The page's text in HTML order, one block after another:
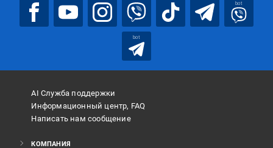
bot
bot
AI Служба поддержки
Информационный центр, FAQ
Написать нам сообщение
КОМПАНИЯ